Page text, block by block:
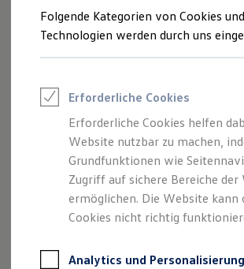
Saisonangebote
Reifenpakete
Leasing
Leasing-Angebote
Elektroauto Leasing
Kleinwagen-Leasing
Leasing ohne Anzahlung
Finanzierung
Autokredit mit Schlussrate
Versicherungen und Garantien
Kfz-Versicherung
Restschuldversicherungen
Garantien
Professional Class bei
Produkt gern bei Ihrem
Volkswagen
Schutzfolien für die Einstiegsleisten
Folgende Kategorien von Cookies
Technologien werden durch uns
Erforderliche Cookies
Erforderliche Cookies helfen
Website nutzbar zu machen,
Grundfunktionen wie
Zugriff auf sichere Bereiche der
ermöglichen. Die Website kann
Cookies nicht richtig
Analytics und Personalisierung